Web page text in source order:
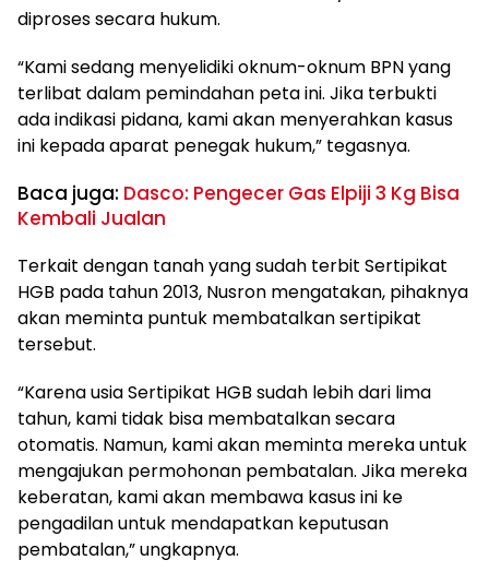
diproses secara hukum.
“Kami sedang menyelidiki oknum-oknum BPN yang
terlibat dalam pemindahan peta ini. Jika terbukti
ada indikasi pidana, kami akan menyerahkan kasus
ini kepada aparat penegak hukum,” tegasnya.
Baca juga: Dasco: Pengecer Gas Elpiji 3 Kg Bisa
Kembali Jualan
Terkait dengan tanah yang sudah terbit Sertipikat
HGB pada tahun 2013, Nusron mengatakan, pihaknya
akan meminta puntuk membatalkan sertipikat
tersebut.
“Karena usia Sertipikat HGB sudah lebih dari lima
tahun, kami tidak bisa membatalkan secara
otomatis. Namun, kami akan meminta mereka untuk
mengajukan permohonan pembatalan. Jika mereka
keberatan, kami akan membawa kasus ini ke
pengadilan untuk mendapatkan keputusan
pembatalan,” ungkapnya.